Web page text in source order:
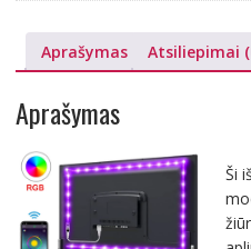
Aprašymas Atsiliepimai
Aprašymas
Ši